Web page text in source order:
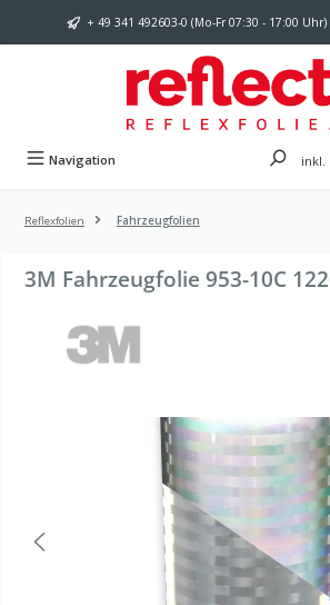
Zum Hauptinhalt springen
+ 49 341 492603-0 (Mo-Fr 07:30 - 17:00
Navigation inkl.
Reflexfolien Fahrzeugfolien
3M Fahrzeugfolie 953-10C
Bildergalerie überspringen